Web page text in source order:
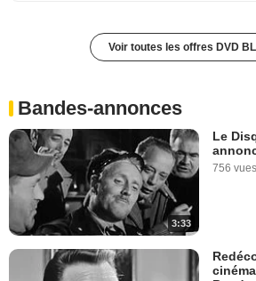
Voir toutes les offres DVD
Bandes-annonces
3:33
Le
756 vues